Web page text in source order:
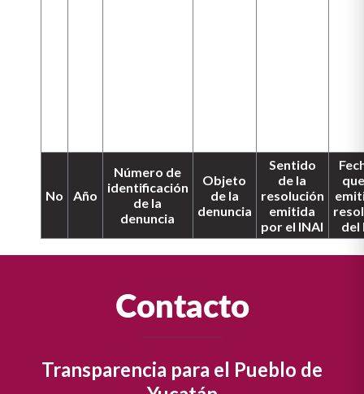
No Año
Número de
identificación
de la
denuncia
Objeto
de la
denuncia
Sentido
de la
resolución
emitida
por el INAI
del
Contacto
Transparencia para el Pueblo de